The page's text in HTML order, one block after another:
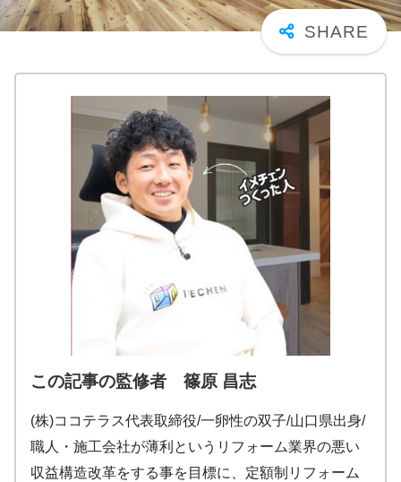
この記事の監修者 篠原 昌志
(株)ココテラス代表取締役/一卵性の双子/山口県出身/
職人・施工会社が薄利というリフォーム業界の悪い
収益構造改革をする事を目標に、定額制リフォーム